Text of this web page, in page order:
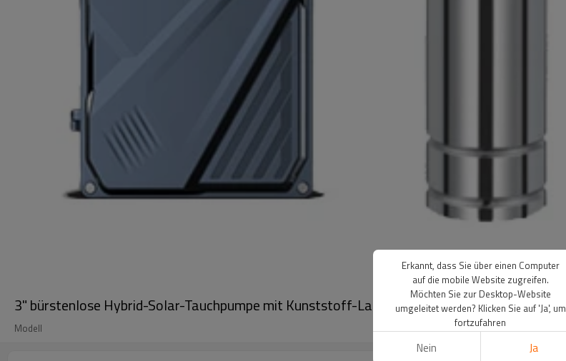
3" bürstenlose Hybrid-Solar-Tauchpumpe mit Kunststoff-Laufrad-Solarpumpe
Modell
Erkannt, dass Sie über einen Computer
auf die mobile Website zugreifen.
Möchten Sie zur Desktop-Website
umgeleitet werden? Klicken Sie auf 'Ja', um
fortzufahren
Nein Ja